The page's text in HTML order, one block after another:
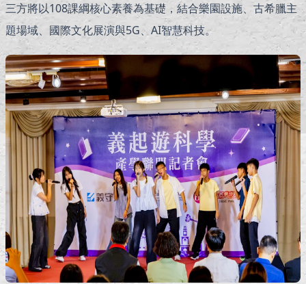
三方將以108課綱核心素養為基礎，結合樂園設施、古希臘主
題場域、國際文化展演與5G、AI智慧科技。